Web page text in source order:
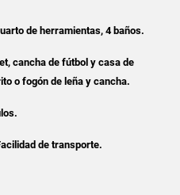
de herramientas, 4 baños.
cancha de fútbol y casa de
o fogón de leña y cancha.
de transporte.